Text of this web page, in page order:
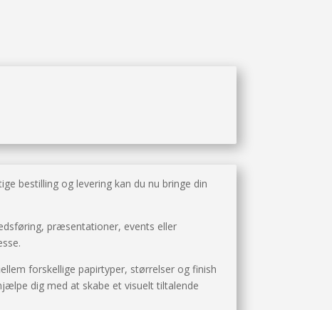
bestilling og levering kan du nu bringe din
præsentationer, events eller
forskellige papirtyper, størrelser og finish
dig med at skabe et visuelt tiltalende